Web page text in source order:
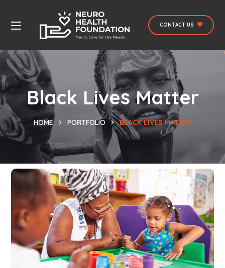
CONTACT US
Black Lives Matter
HOME PORTFOLIO BLACK LIVES MATTER